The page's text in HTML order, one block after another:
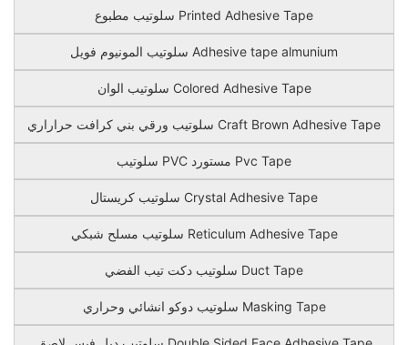
سلوتيب مطبوع Printed Adhesive Tape
سلوتيب المونيوم فويل Adhesive tape almunium
سلوتيب الوان Colored Adhesive Tape
سلوتيب ورقي بني كرافت حراراري Craft Brown Adhesive Tape
سلوتيب PVC مستورد Pvc Tape
سلوتيب كريستال Crystal Adhesive Tape
سلوتيب مسلح شبكي Reticulum Adhesive Tape
سلوتيب دكت تيب الفضي Duct Tape
سلوتيب دوكو انشائي وحراري Masking Tape